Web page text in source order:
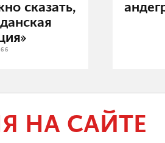
сказать,
НА САЙТЕ